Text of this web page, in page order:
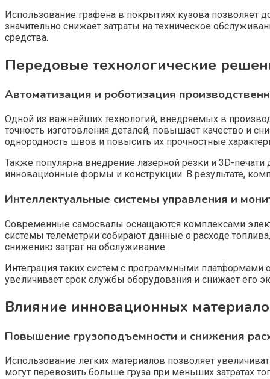
Использование графена в покрытиях кузова позволяет
значительно снижает затраты на техническое
средства.
Передовые технологические
Автоматизация и роботизация
Одной из важнейших технологий, внедряемых в
точность изготовления деталей, повышает качество и
однородность швов и повысить их прочностные
Также популярна внедрение лазерной резки и 3D-
инновационные формы и конструкции. В результате,
Интеллектуальные системы управления и
Современные самосвалы оснащаются комплексами
системы телеметрии собирают данные о расходе
снижению затрат на обслуживание.
Интеграция таких систем с программными платформами
увеличивает срок службы оборудования и снижает его
Влияние инновационных
Повышение грузоподъемности и снижения
Использование легких материалов позволяет
могут перевозить больше груза при меньших затратах